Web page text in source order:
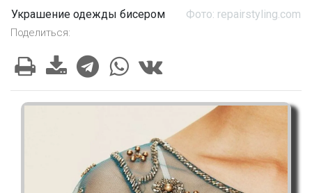
Украшение одежды бисером Фото: repairstyling.com
Поделиться: